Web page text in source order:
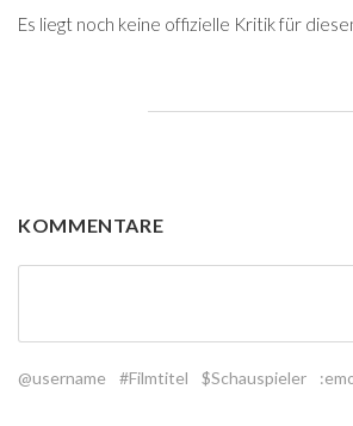
Es liegt noch keine offizielle Kritik für
KOMMENTARE
@username #Filmtitel $Schauspieler